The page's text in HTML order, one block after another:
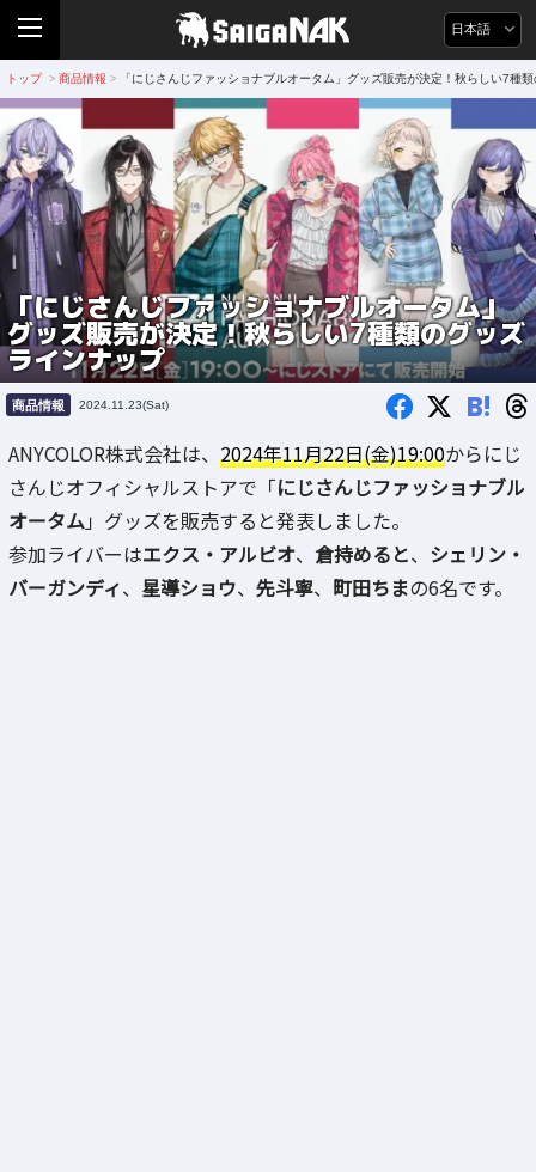
日本語
トップ > 商品情報 > 「にじさんじファッショナブルオータム」グッズ販売が決定！秋らしい7種
「にじさんじファッショナブルオータム」
グッズ販売が決定！秋らしい7種類のグッズ
ラインナップ
商品情報 2024.11.23(Sat) B!
ANYCOLOR株式会社は、 2024年11月22日(金)19:00からにじ
さんじオフィシャルストアで「にじさんじファッショナブル
オータム」グッズを販売すると発表しました。
参加ライバーはエクス・アルビオ、 倉持めると、 シェリン・
バーガンディ、 星導ショウ、 先斗寧、 町田ちまの6名です。